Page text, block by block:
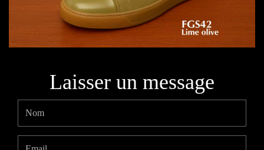
Laisser un message